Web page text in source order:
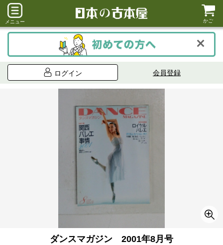
メニュー かご
ログイン 会員登録
ダンスマガジン 2001年8月号